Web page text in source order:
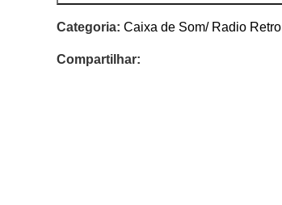
Categoria: Caixa de Som/ Radio Retro
Compartilhar: